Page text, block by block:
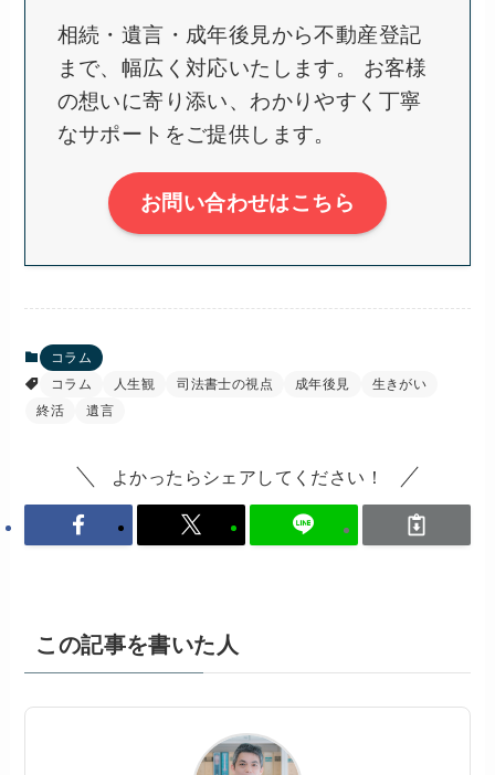
相続・遺言・成年後見から不動産登記
まで、幅広く対応いたします。 お客様
の想いに寄り添い、わかりやすく丁寧
なサポートをご提供します。
お問い合わせはこちら
コラム
コラム
人生観 司法書士の視点 成年後見
生きがい
終活
遺言
よかったらシェアしてください！
この記事を書いた人